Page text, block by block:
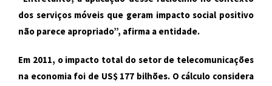
dos serviços móveis que geram impacto social positivo
não parece apropriado”, afirma a entidade.
Em 2011, o impacto total do setor de telecomunicações
na economia foi de US$ 177 bilhões. O cálculo considera